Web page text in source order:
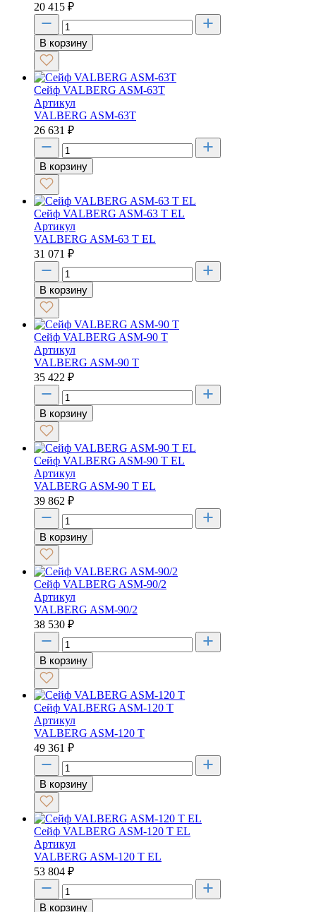
20 415 ₽
В корзину
Сейф VALBERG ASM-63Т
Артикул
VALBERG ASM-63Т
26 631 ₽
В корзину
Сейф VALBERG ASM-63 T EL
Артикул
VALBERG ASM-63 T EL
31 071 ₽
В корзину
Сейф VALBERG ASM-90 T
Артикул
VALBERG ASM-90 T
35 422 ₽
В корзину
Сейф VALBERG ASM-90 T EL
Артикул
VALBERG ASM-90 T EL
39 862 ₽
В корзину
Сейф VALBERG ASM-90/2
Артикул
VALBERG ASM-90/2
38 530 ₽
В корзину
Сейф VALBERG ASM-120 T
Артикул
VALBERG ASM-120 T
49 361 ₽
В корзину
Сейф VALBERG ASM-120 T EL
Артикул
VALBERG ASM-120 T EL
53 804 ₽
В корзину